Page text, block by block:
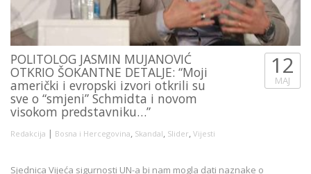
POLITOLOG JASMIN MUJANOVIĆ
OTKRIO ŠOKANTNE DETALJE: “Moji
američki i evropski izvori otkrili su
sve o “smjeni” Schmidta i novom
visokom predstavniku…”
Redakcija | Bosna i Hercegovina, Skandal, Slider, Vijesti
12
MAJ
Sjednica Vijeća sigurnosti UN-a bi nam mogla dati naznake o